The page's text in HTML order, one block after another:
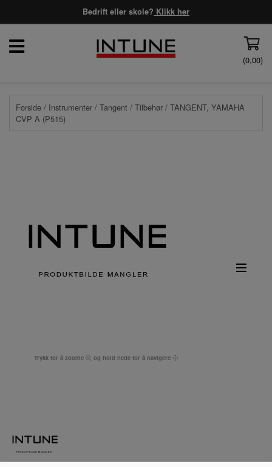
Bedrift eller skole? Klikk her
(0,00)
Forside / Instrumenter / Tangent / Tilbehør / TANGENT, YAMAHA
CVP A (P515)
Trykk for å zoome og hold nede for å navigere